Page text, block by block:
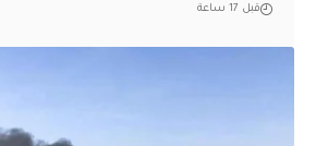
قبل 17 ساعة